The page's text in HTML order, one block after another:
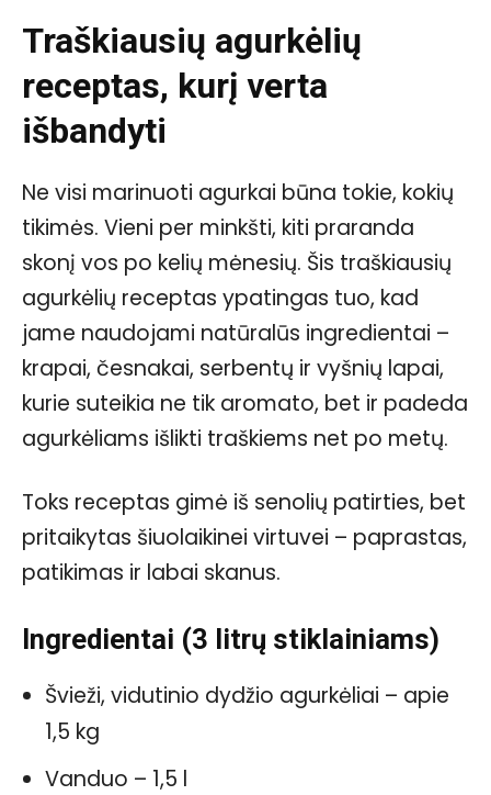
Traškiausių agurkėlių
receptas, kurį verta
išbandyti
Ne visi marinuoti agurkai būna tokie, kokių
tikimės. Vieni per minkšti, kiti praranda
skonį vos po kelių mėnesių. Šis traškiausių
agurkėlių receptas ypatingas tuo, kad
jame naudojami natūralūs ingredientai –
krapai, česnakai, serbentų ir vyšnių lapai,
kurie suteikia ne tik aromato, bet ir padeda
agurkėliams išlikti traškiems net po metų.
Toks receptas gimė iš senolių patirties, bet
pritaikytas šiuolaikinei virtuvei – paprastas,
patikimas ir labai skanus.
Ingredientai (3 litrų stiklainiams)
Švieži, vidutinio dydžio agurkėliai – apie
1,5 kg
Vanduo – 1,5 l